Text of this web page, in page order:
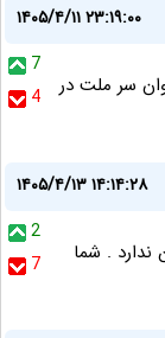
۱۴۰۵/۴/۱۱ ۲۳:۱۹:۰۰
7
4
سر ملت در
۱۴۰۵/۴/۱۳ ۱۴:۱۴:۲۸
2
7
. شما